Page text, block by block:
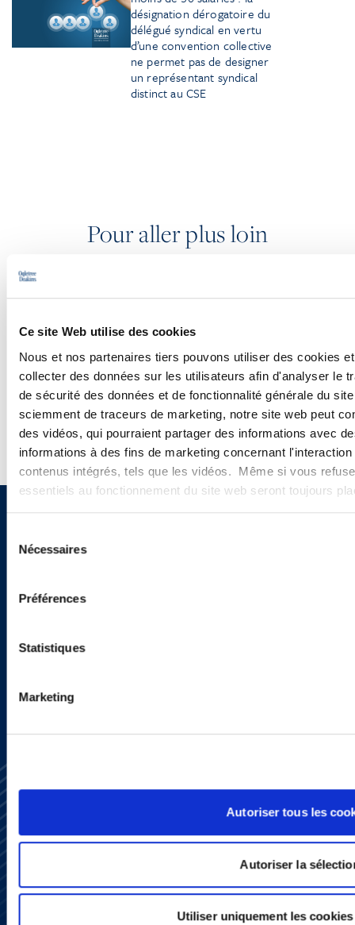
Ce site Web utilise des cookies
Nous et nos partenaires tiers pouvons utiliser des cookies
collecter des données sur les utilisateurs afin d'analyser le
de sécurité des données et de fonctionnalité générale du
sciemment de traceurs de marketing, notre site web peut
des vidéos, qui pourraient partager des informations avec
informations à des fins de marketing concernant
contenus intégrés, tels que les vidéos. Même si vous
essentiels au fonctionnement du site web seront toujours
Nécessaires
Préférences
Statistiques
Marketing
Autoriser tous les
Autoriser la
Utiliser uniquement les
désignation dérogatoire du
délégué syndical en vertu
d’une convention collective
ne permet pas de designer
un représentant syndical
distinct au CSE
Pour aller plus loin
CONFÉRENCES
WEBINAIRES
newsletters, informations et
actualités ?
INSCRIVEZ-VOUS ICI
Nous contacter